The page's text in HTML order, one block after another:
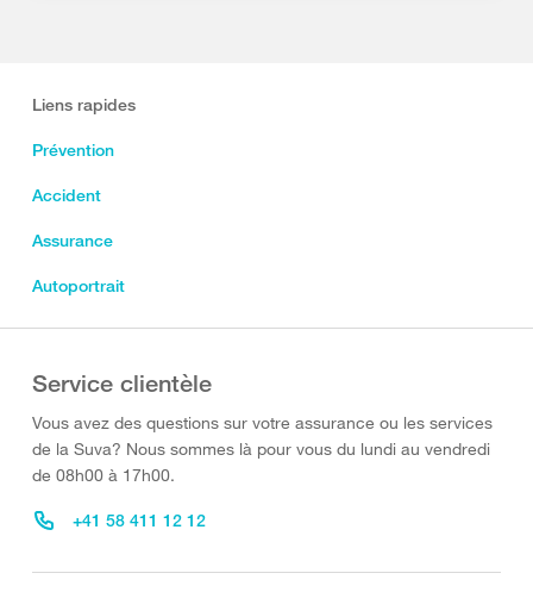
Liens rapides
Prévention
Accident
Assurance
Autoportrait
Service clientèle
Vous avez des questions sur votre assurance ou les services
de la Suva? Nous sommes là pour vous du lundi au vendredi
de 08h00 à 17h00.
+41 58 411 12 12